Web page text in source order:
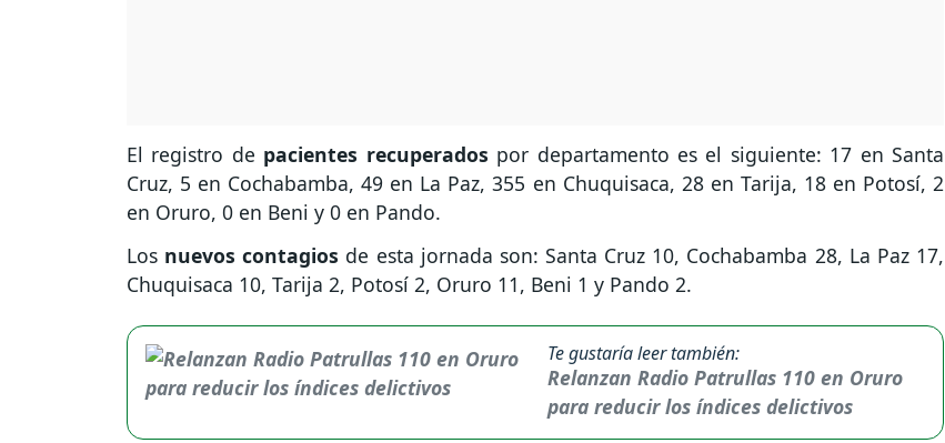
El registro de pacientes recuperados por departamento es el siguiente: 17 en Santa
Cruz, 5 en Cochabamba, 49 en La Paz, 355 en Chuquisaca, 28 en Tarija, 18 en Potosí, 2
en Oruro, 0 en Beni y 0 en Pando.
Los nuevos contagios de esta jornada son: Santa Cruz 10, Cochabamba 28, La Paz 17,
Chuquisaca 10, Tarija 2, Potosí 2, Oruro 11, Beni 1 y Pando 2.
Te gustaría leer también:
Relanzan Radio Patrullas 110 en Oruro
para reducir los índices delictivos